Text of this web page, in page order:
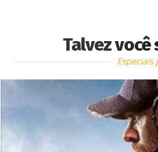
Talvez você
Especiais